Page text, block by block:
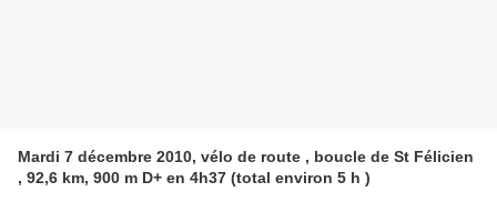
Mardi 7 décembre 2010, vélo de route , boucle de St Félicien
, 92,6 km, 900 m D+ en 4h37 (total environ 5 h )